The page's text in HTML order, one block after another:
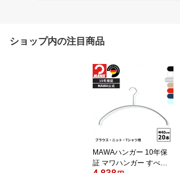
ショップ内の注目商品
MAWAハンガー 10年保
証 マワハンガー すべら